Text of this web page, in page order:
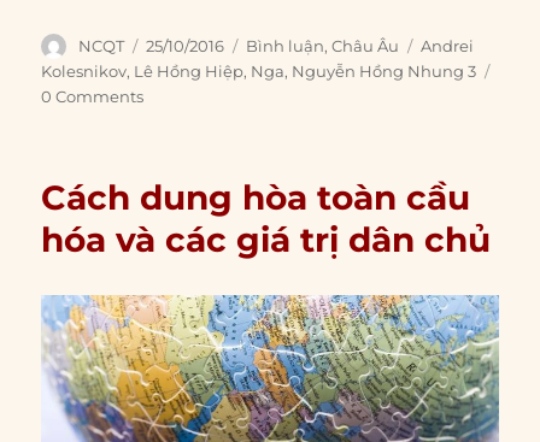
Author
NCQT
Posted
on
25/10/2016 Categories
Bình luận,Châu Âu Tags
Andrei
Kolesnikov, Lê Hồng Hiệp, Nga, Nguyễn Hồng Nhung 3
0 Comments
Cách dung hòa toàn cầu
hóa và các giá trị dân chủ